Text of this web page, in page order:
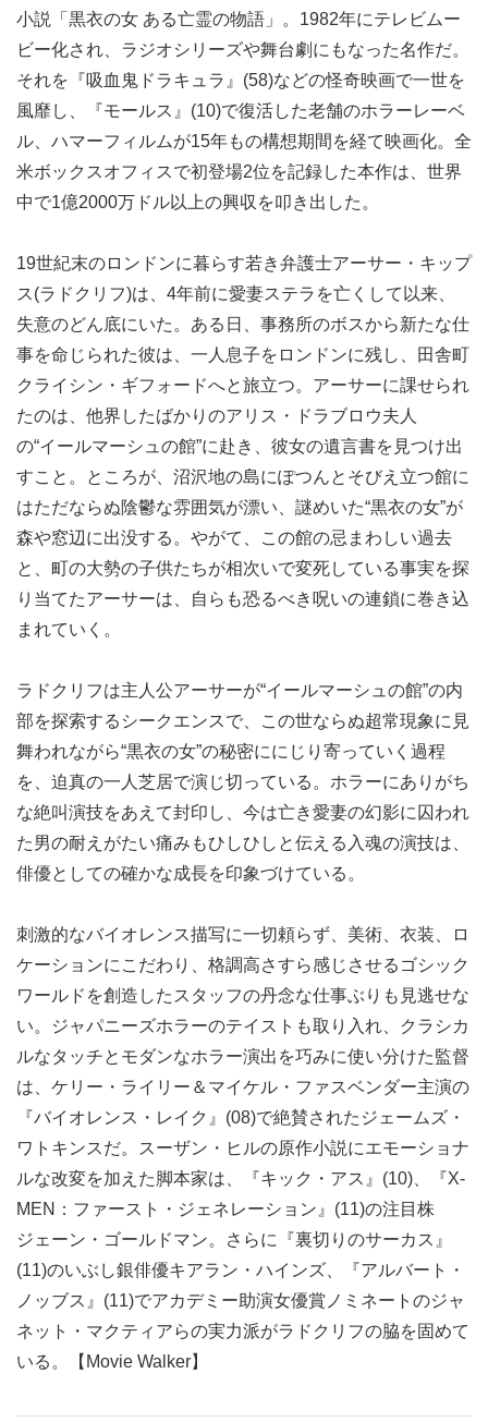
小説「黒衣の女 ある亡霊の物語」。1982年にテレビムー
ビー化され、ラジオシリーズや舞台劇にもなった名作だ。
それを『吸血鬼ドラキュラ』(58)などの怪奇映画で一世を
風靡し、『モールス』(10)で復活した老舗のホラーレーベ
ル、ハマーフィルムが15年もの構想期間を経て映画化。全
米ボックスオフィスで初登場2位を記録した本作は、世界
中で1億2000万ドル以上の興収を叩き出した。
19世紀末のロンドンに暮らす若き弁護士アーサー・キップ
ス(ラドクリフ)は、4年前に愛妻ステラを亡くして以来、
失意のどん底にいた。ある日、事務所のボスから新たな仕
事を命じられた彼は、一人息子をロンドンに残し、田舎町
クライシン・ギフォードへと旅立つ。アーサーに課せられ
たのは、他界したばかりのアリス・ドラブロウ夫人
の“イールマーシュの館”に赴き、彼女の遺言書を見つけ出
すこと。ところが、沼沢地の島にぽつんとそびえ立つ館に
はただならぬ陰鬱な雰囲気が漂い、謎めいた“黒衣の女”が
森や窓辺に出没する。やがて、この館の忌まわしい過去
と、町の大勢の子供たちが相次いで変死している事実を探
り当てたアーサーは、自らも恐るべき呪いの連鎖に巻き込
まれていく。
ラドクリフは主人公アーサーが“イールマーシュの館”の内
部を探索するシークエンスで、この世ならぬ超常現象に見
舞われながら“黒衣の女”の秘密ににじり寄っていく過程
を、迫真の一人芝居で演じ切っている。ホラーにありがち
な絶叫演技をあえて封印し、今は亡き愛妻の幻影に囚われ
た男の耐えがたい痛みもひしひしと伝える入魂の演技は、
俳優としての確かな成長を印象づけている。
刺激的なバイオレンス描写に一切頼らず、美術、衣装、ロ
ケーションにこだわり、格調高さすら感じさせるゴシック
ワールドを創造したスタッフの丹念な仕事ぶりも見逃せな
い。ジャパニーズホラーのテイストも取り入れ、クラシカ
ルなタッチとモダンなホラー演出を巧みに使い分けた監督
は、ケリー・ライリー＆マイケル・ファスベンダー主演の
『バイオレンス・レイク』(08)で絶賛されたジェームズ・
ワトキンスだ。スーザン・ヒルの原作小説にエモーショナ
ルな改変を加えた脚本家は、『キック・アス』(10)、『X-
MEN：ファースト・ジェネレーション』(11)の注目株
ジェーン・ゴールドマン。さらに『裏切りのサーカス』
(11)のいぶし銀俳優キアラン・ハインズ、『アルバート・
ノッブス』(11)でアカデミー助演女優賞ノミネートのジャ
ネット・マクティアらの実力派がラドクリフの脇を固めて
いる。【Movie Walker】